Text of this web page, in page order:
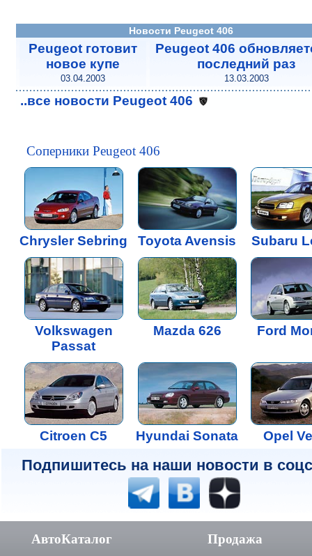
Новости Peugeot 406
Peugeot готовит
новое купе
03.04.2003
Peugeot 406
последний раз
13.03.2003
..все новости Peugeot 406
Соперники Peugeot 406
Chrysler Sebring Toyota Avensis Subaru
Volkswagen
Passat
Mazda 626 Ford
Citroen C5 Hyundai Sonata Opel
Подпишитесь на наши новости в
АвтоКаталог Продажа